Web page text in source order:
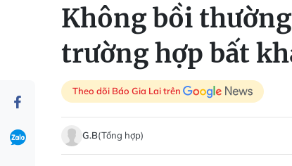
Không bồi
trường hợp bất
Theo dõi Báo Gia Lai trên
G.B(Tổng hợp)